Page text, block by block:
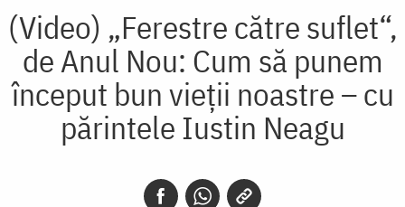
(Video) „Ferestre către suflet“,
de Anul Nou: Cum să punem
început bun vieţii noastre – cu
părintele Iustin Neagu